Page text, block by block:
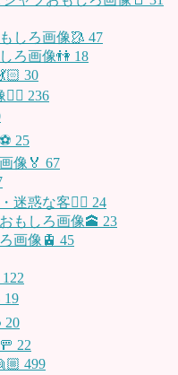
しろ画像🥻 47
ろ画像👫 18
30
236
25
像🏅 67
迷惑な客🤦‍♀️ 24
もしろ画像🕋 23
画像🚊 45
122
19
20
22
499